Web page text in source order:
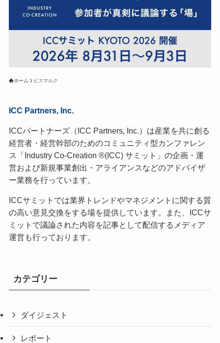
ホーム ビスマルク
ICC Partners, Inc.
ICCパートナーズ（ICC Partners, Inc.）は産業を共に創る
経営者・経営幹部のためのコミュニティ型カンファレン
ス「Industry Co-Creation ®(ICC) サミット」の企画・運
営および新規事業創出・アライアンスなどのアドバイザ
ー業務を行っています。
ICCサミットでは業界トレンドやマネジメントに関する質
の高い意見交換をする場を提供しています。また、ICCサ
ミットで議論された内容を記事として配信するメディア
運営も行っております。
カテゴリー
ダイジェスト
レポート